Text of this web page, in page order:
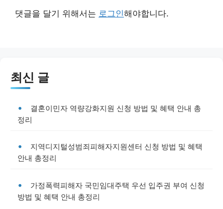
댓글을 달기 위해서는 로그인해야합니다.
최신 글
결혼이민자 역량강화지원 신청 방법 및 혜택 안내 총
정리
지역디지털성범죄피해자지원센터 신청 방법 및 혜택
안내 총정리
가정폭력피해자 국민임대주택 우선 입주권 부여 신청
방법 및 혜택 안내 총정리